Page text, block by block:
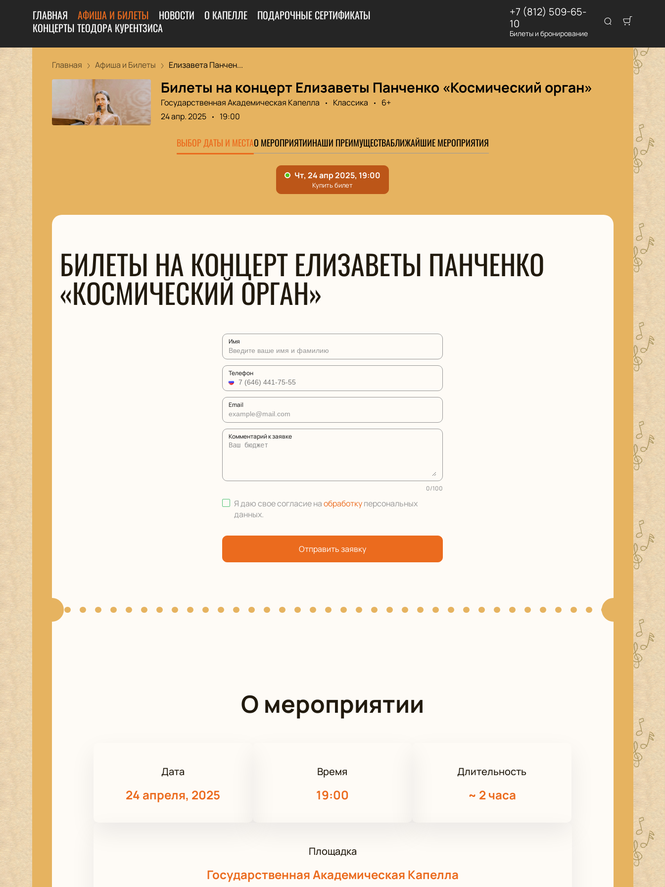
ГЛАВНАЯ АФИША И БИЛЕТЫ НОВОСТИ О КАПЕЛЛЕ
ПОДАРОЧНЫЕ СЕРТИФИКАТЫ
КОНЦЕРТЫ ТЕОДОРА КУРЕНТЗИСА
+7 (812) 509-65-
10
Билеты и бронирование
Главная Афиша и Билеты Елизавета Панчен...
Билеты на концерт Елизаветы Панченко «Космический орган»
Государственная Академическая Капелла Классика
6+
24 апр. 2025
19:00
ВЫБОР ДАТЫ И МЕСТАО МЕРОПРИЯТИИНАШИ ПРЕИМУЩЕСТВАБЛИЖАЙШИЕ МЕРОПРИЯТИЯ
БИЛЕТЫ НА КОНЦЕРТ ЕЛИЗАВЕТЫ ПАНЧЕНКО
«КОСМИЧЕСКИЙ ОРГАН»
Имя
Телефон
Email
Комментарий к заявке
0/100
Я даю свое согласие наобработкуперсональных
данных.
Отправить заявку
О мероприятии
Дата
24 апреля, 2025
Время
19:00
Длительность
~ 2 часа
Площадка
Государственная Академическая Капелла